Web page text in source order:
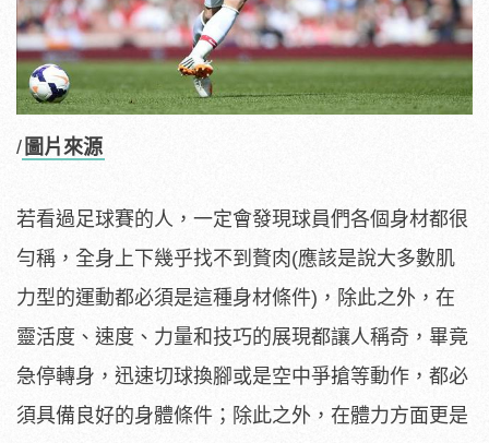
/ 圖片來源
若看過足球賽的人，一定會發現球員們各個身材都很
勻稱，全身上下幾乎找不到贅肉(應該是說大多數肌
力型的運動都必須是這種身材條件)，除此之外，在
靈活度、速度、力量和技巧的展現都讓人稱奇，畢竟
急停轉身，迅速切球換腳或是空中爭搶等動作，都必
須具備良好的身體條件；除此之外，在體力方面更是